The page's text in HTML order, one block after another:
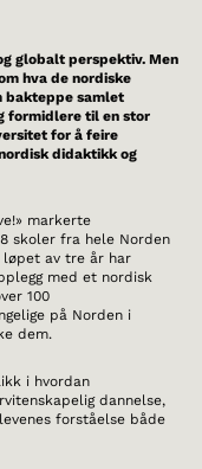
globalt perspektiv. Men
hva de nordiske
bakteppe samlet
formidlere til en stor
for å feire
didaktikk og
markerte
skoler fra hele Norden
av tre år har
med et nordisk
100
på Norden i
dem.
i hvordan
dannelse,
forståelse både